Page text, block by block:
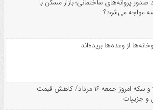
پروانه‌های ساختمانی؛ بازار مسکن با
مواجه می‌شود؟
از وعده‌ها بریده‌اند
قیمت طلا و سکه امروز جمعه ۱۶ مرداد/ کاهش قیمت
و جزییات